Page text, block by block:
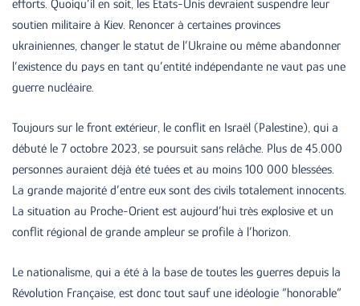
efforts. Quoiqu’il en soit, les Etats-Unis devraient suspendre leur
soutien militaire à Kiev. Renoncer à certaines provinces
ukrainiennes, changer le statut de l’Ukraine ou même abandonner
l’existence du pays en tant qu’entité indépendante ne vaut pas une
guerre nucléaire.
Toujours sur le front extérieur, le conflit en Israël (Palestine), qui a
débuté le 7 octobre 2023, se poursuit sans relâche. Plus de 45.000
personnes auraient déjà été tuées et au moins 100 000 blessées.
La grande majorité d’entre eux sont des civils totalement innocents.
La situation au Proche-Orient est aujourd’hui très explosive et un
conflit régional de grande ampleur se profile à l’horizon.
Le nationalisme, qui a été à la base de toutes les guerres depuis la
Révolution Française, est donc tout sauf une idéologie “honorable”